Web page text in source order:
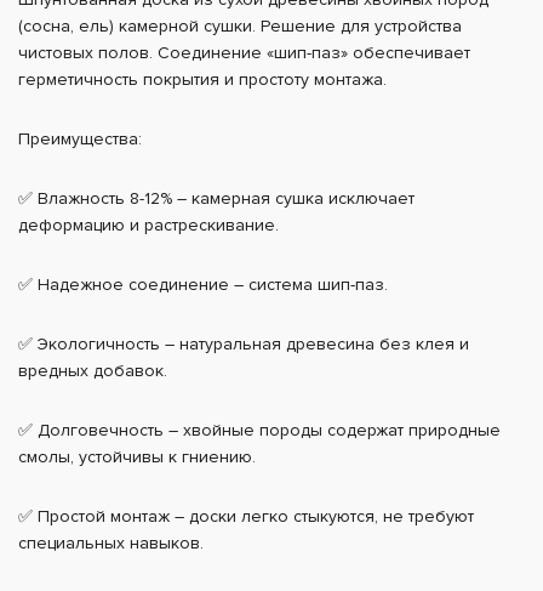
(сосна, ель) камерной сушки. Решение для устройства
чистовых полов. Соединение «шип-паз» обеспечивает
герметичность покрытия и простоту монтажа.
Преимущества:
✅ Влажность 8-12% – камерная сушка исключает
деформацию и растрескивание.
✅ Надежное соединение – система шип-паз.
✅ Экологичность – натуральная древесина без клея и
вредных добавок.
✅ Долговечность – хвойные породы содержат природные
смолы, устойчивы к гниению.
✅ Простой монтаж – доски легко стыкуются, не требуют
специальных навыков.